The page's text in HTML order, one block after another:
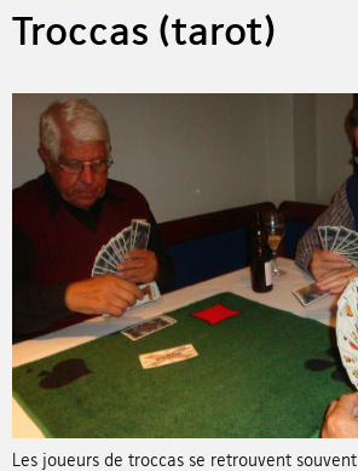
Troccas (tarot)
Les joueurs de troccas se retrouvent souvent